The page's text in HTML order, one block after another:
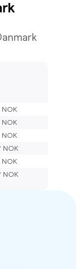
NOK
NOK
NOK
NOK
NOK
NOK